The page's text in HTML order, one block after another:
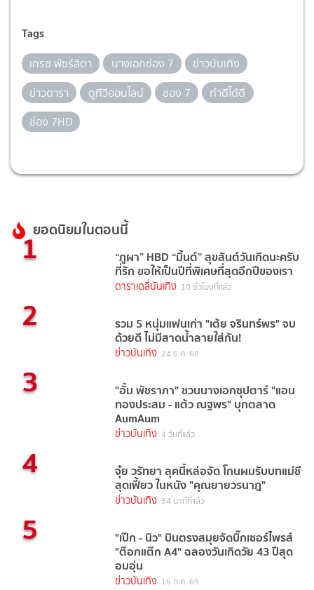
Tags
เกรซ พัชร์สิตา นางเอกช่อง 7
ข่าวบันเทิง
ข่าวดารา
ดูทีวีออนไลน์ ชอง 7
ทำดีได้ดี
ช่อง 7HD
ยอดนิยมในตอนนี้
1 “ภูผา” HBD “มิ้นต์” สุขสันต์วันเกิดนะครับ
ที่รัก ขอให้เป็นปีที่พิเศษที่สุดอีกปีของเรา
ดาราเดลี่บันเทิง 10 ชั่วโมงที่แล้ว
2 รวม 5 หนุ่มแฟนเก่า "เต้ย จรินทร์พร" จบ
ด้วยดี ไม่มีสาดน้ำลายใส่กัน!
ข่าวบันเทิง 24 ธ.ค. 68
3 "อั้ม พัชราภา" ชวนนางเอกซุปตาร์ "แอน
ทองประสม - แต้ว ณฐพร" บุกตลาด
AumAum
ข่าวบันเทิง 4 วันที่แล้ว
4 จุ๋ย วรัทยา ลุคนี้หล่อจัด โกนผมรับบทแม่ชี
สุดเฟี้ยว ในหนัง "คุณยายวรนาฎ"
ข่าวบันเทิง 34 นาทีที่แล้ว
5 "เป๊ก - นิว" บินตรงสมุยจัดบิ๊กเซอร์ไพรส์
"ต๊อกแต๊ก A4" ฉลองวันเกิดวัย 43 ปีสุด
อบอุ่น
ข่าวบันเทิง 16 ก.ค. 69